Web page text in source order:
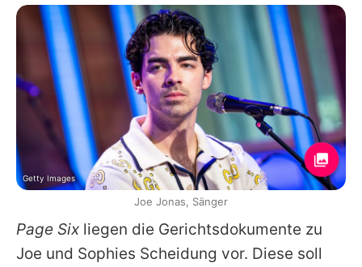
Page Six liegen die Gerichtsdokumente zu
Joe und Sophies Scheidung vor. Diese soll
Getty Images
Joe Jonas, Sänger